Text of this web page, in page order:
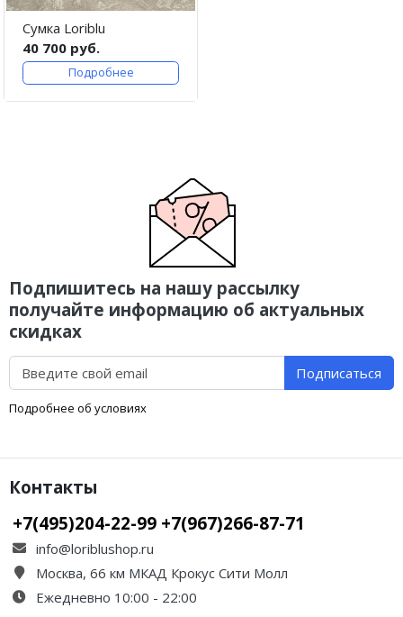
Сумка Loriblu
40 700 руб.
Подробнее
Подпишитесь на нашу рассылку
получайте информацию об актуальных
скидках
Подписаться
Подробнее об условиях
Контакты
+7(495)204-22-99 +7(967)266-87-71
info@loriblushop.ru
Москва, 66 км МКАД Крокус Сити Молл
Ежедневно 10:00 - 22:00